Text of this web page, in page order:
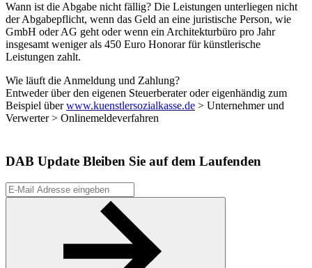
Wann ist die Abgabe nicht fällig? Die Leistungen unterliegen nicht
der Abgabepflicht, wenn das Geld an eine juristische Person, wie
GmbH oder AG geht oder wenn ein Architekturbüro pro Jahr
insgesamt weniger als 450 Euro Honorar für künstlerische
Leistungen zahlt.
Wie läuft die Anmeldung und Zahlung?
Entweder über den eigenen Steuerberater oder eigenhändig zum
Beispiel überwww.kuenstlersozialkasse.de > Unternehmer und
Verwerter > Onlinemeldeverfahren
DAB Update Bleiben Sie auf dem Laufenden